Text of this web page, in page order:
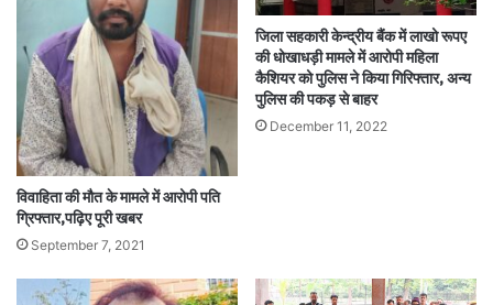
विवाहिता की मौत के मामले में आरोपी पति
ग्रिफ्तार,पढ़िए पूरी खबर
September 7, 2021
जिला सहकारी केन्द्रीय बैंक में लाखो रूपए
की धोखाधड़ी मामले में आरोपी महिला
कैशियर को पुलिस ने किया गिरिफ्तार, अन्य
पुलिस की पकड़ से बाहर
December 11, 2022